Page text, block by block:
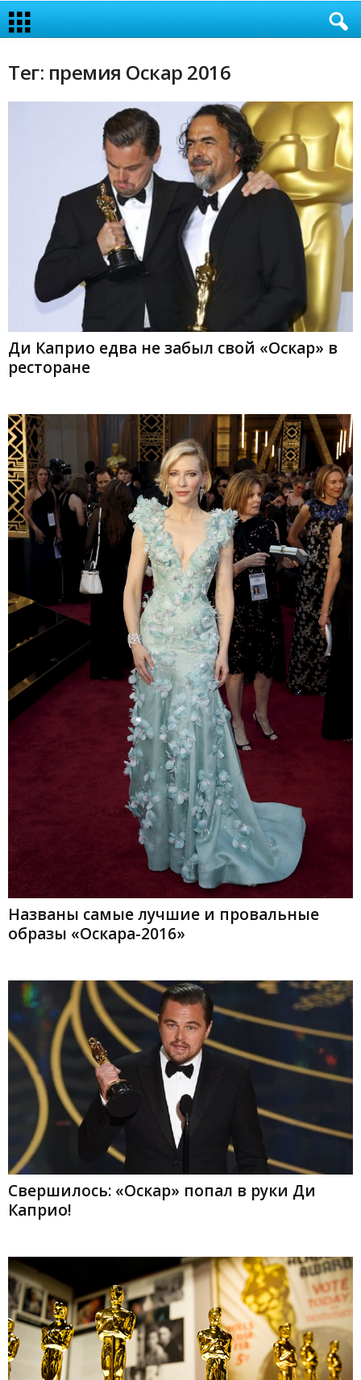
Тег: премия Оскар 2016
Ди Каприо едва не забыл свой «Оскар» в
ресторане
Названы самые лучшие и провальные
образы «Оскара-2016»
Свершилось: «Оскар» попал в руки Ди
Каприо!